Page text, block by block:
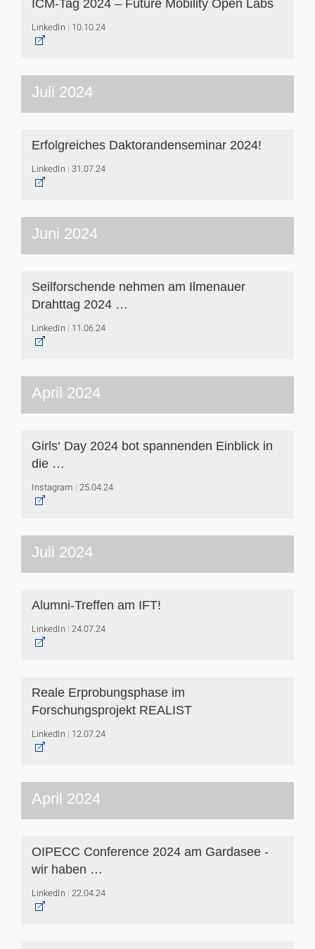
ICM-Tag 2024 – Future Mobility Open Labs
LinkedIn 10.10.24
Juli 2024
Erfolgreiches Daktorandenseminar 2024!
LinkedIn 31.07.24
Juni 2024
Seilforschende nehmen am Ilmenauer
Drahttag 2024 …
LinkedIn 11.06.24
April 2024
Girls‘ Day 2024 bot spannenden Einblick in
die …
Instagram 25.04.24
Juli 2024
Alumni-Treffen am IFT!
LinkedIn 24.07.24
Reale Erprobungsphase im
Forschungsprojekt REALIST
LinkedIn 12.07.24
April 2024
OIPECC Conference 2024 am Gardasee -
wir haben …
LinkedIn 22.04.24